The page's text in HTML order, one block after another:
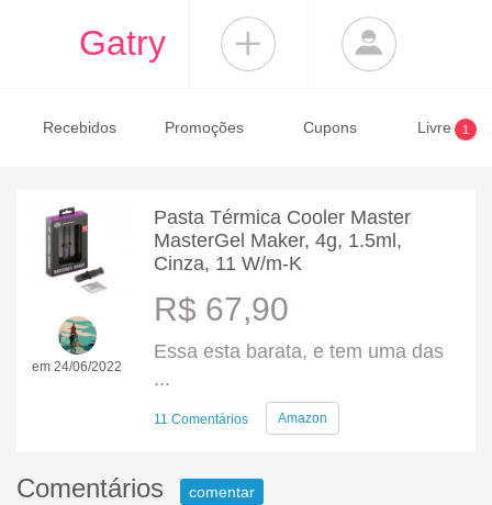
Gatry
Recebidos Promoções Cupons Livre 1
em 24/06/2022
Pasta Térmica Cooler Master
MasterGel Maker, 4g, 1.5ml,
Cinza, 11 W/m-K
R$ 67,90
Essa esta barata, e tem uma das
...
11 Comentários Amazon
Comentários comentar